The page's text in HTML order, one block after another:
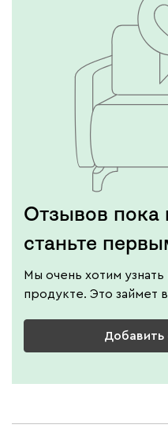
Отзывов пока
станьте
Мы очень хотим
продукте. Это займет
Добавить